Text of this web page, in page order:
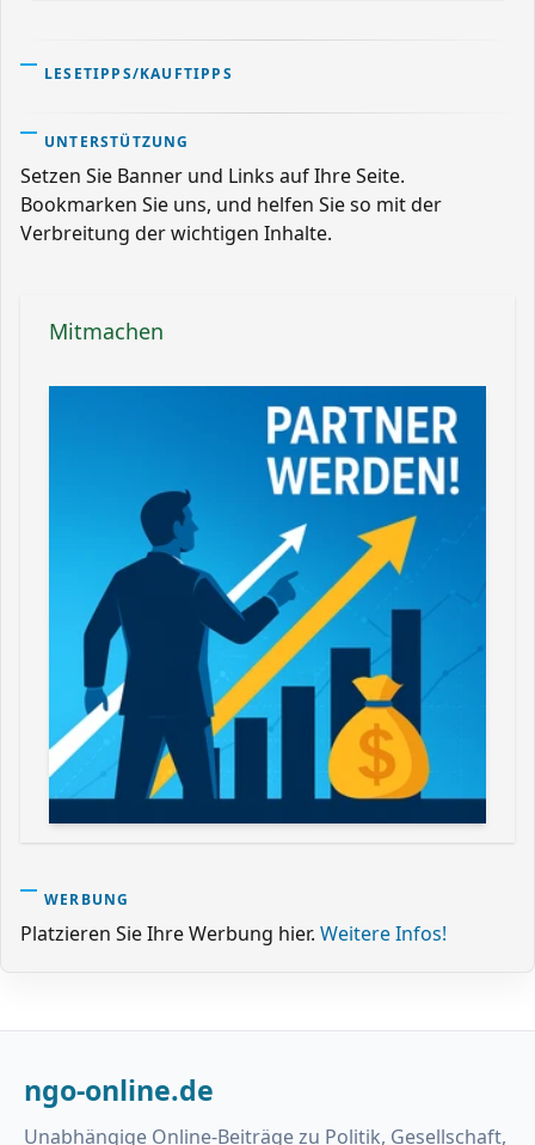
LESETIPPS/KAUFTIPPS
UNTERSTÜTZUNG
Setzen Sie Banner und Links auf Ihre Seite.
Bookmarken Sie uns, und helfen Sie so mit der
Verbreitung der wichtigen Inhalte.
Mitmachen
WERBUNG
Platzieren Sie Ihre Werbung hier. Weitere Infos!
ngo-online.de
Unabhängige Online-Beiträge zu Politik, Gesellschaft,